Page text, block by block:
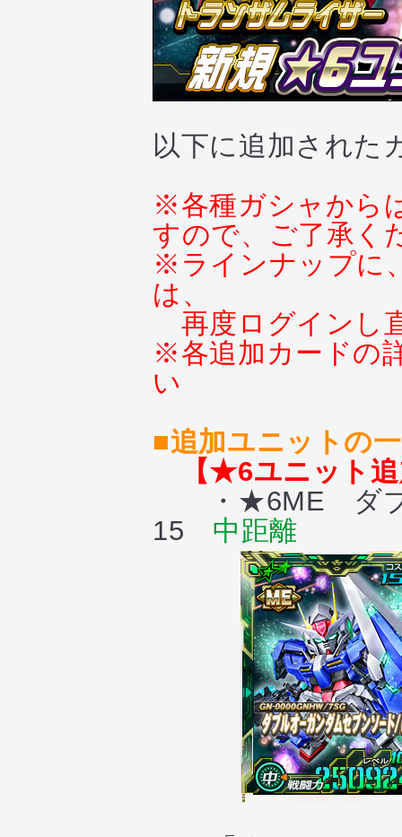
以下に追加された
※各種ガシャから
すので、ご了承く
※ラインナップに
は、
再度ログインし
※各追加カードの
い
■追加ユニットの
【★6ユニット
・★6ME ダブ
15 中距離